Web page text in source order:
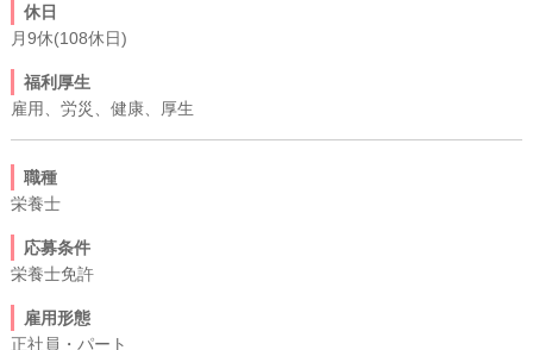
休日
月9休(108休日)
福利厚生
雇用、労災、健康、厚生
職種
栄養士
応募条件
栄養士免許
雇用形態
正社員・パート